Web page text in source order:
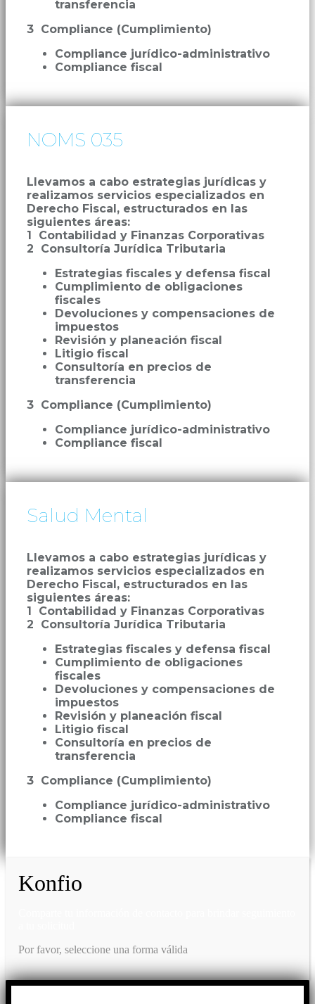
transferencia
3 Compliance (Cumplimiento)
Compliance jurídico-administrativo
Compliance fiscal
NOMS 035
Llevamos a cabo estrategias jurídicas y
realizamos servicios especializados en
Derecho Fiscal, estructurados en las
siguientes áreas:
1 Contabilidad y Finanzas Corporativas
2 Consultoría Jurídica Tributaria
Estrategias fiscales y defensa fiscal
Cumplimiento de obligaciones
fiscales
Devoluciones y compensaciones de
impuestos
Revisión y planeación fiscal
Litigio fiscal
Consultoría en precios de
transferencia
3 Compliance (Cumplimiento)
Compliance jurídico-administrativo
Compliance fiscal
Salud Mental
Llevamos a cabo estrategias jurídicas y
realizamos servicios especializados en
Derecho Fiscal, estructurados en las
siguientes áreas:
1 Contabilidad y Finanzas Corporativas
2 Consultoría Jurídica Tributaria
Estrategias fiscales y defensa fiscal
Cumplimiento de obligaciones
fiscales
Devoluciones y compensaciones de
impuestos
Revisión y planeación fiscal
Litigio fiscal
Consultoría en precios de
transferencia
3 Compliance (Cumplimiento)
Compliance jurídico-administrativo
Compliance fiscal
Konfio
Por favor, seleccione una forma válida